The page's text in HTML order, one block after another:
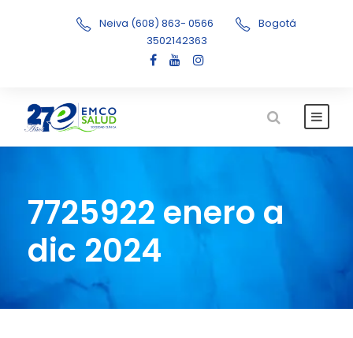
Neiva (608) 863- 0566
Bogotá
3502142363
7725922 enero a
dic 2024